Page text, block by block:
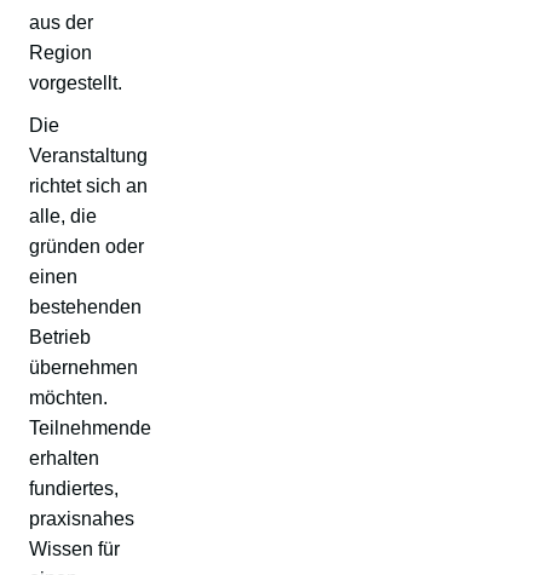
aus der
Region
vorgestellt.
Die
Veranstaltung
richtet sich an
alle, die
gründen oder
einen
bestehenden
Betrieb
übernehmen
möchten.
Teilnehmende
erhalten
fundiertes,
praxisnahes
Wissen für